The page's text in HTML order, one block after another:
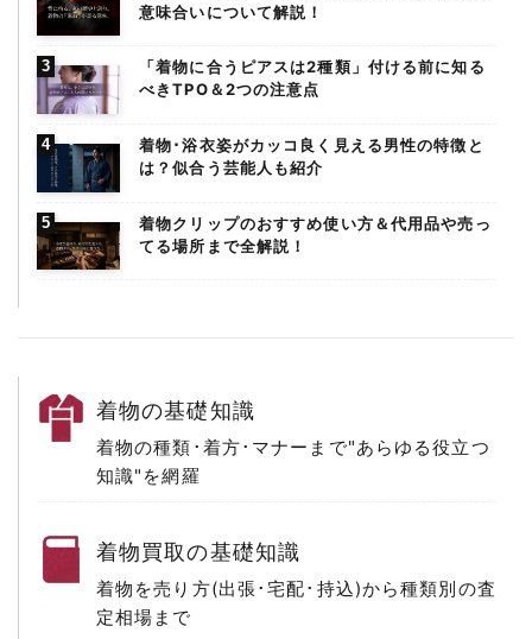
意味合いについて解説！
「着物に合うピアスは2種類」付ける前に知る
べきTPO＆2つの注意点
着物･浴衣姿がカッコ良く見える男性の特徴と
は？似合う芸能人も紹介
着物クリップのおすすめ使い方＆代用品や売っ
てる場所まで全解説！
着物の基礎知識
着物の種類･着方･マナーまで"あらゆる役立つ
知識"を網羅
着物買取の基礎知識
着物を売り方(出張･宅配･持込)から種類別の査
定相場まで